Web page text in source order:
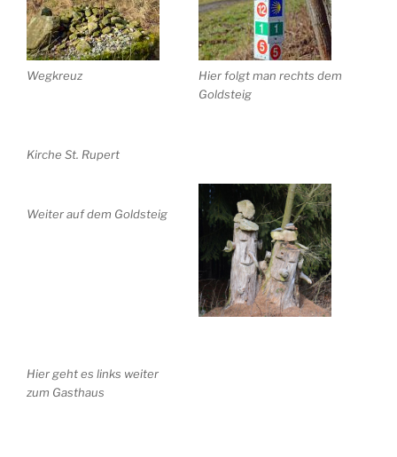
Wegkreuz
Hier folgt man rechts dem
Goldsteig
Kirche St. Rupert
Weiter auf dem Goldsteig
Hier geht es links weiter
zum Gasthaus